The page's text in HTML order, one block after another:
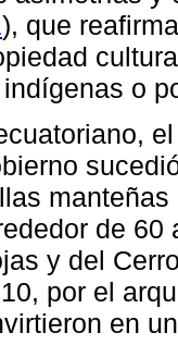
), que
o
de
y del
por el
en